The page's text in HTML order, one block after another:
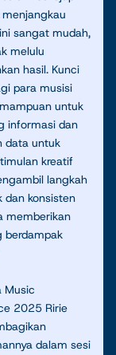
sangat mudah,
melulu
hasil. Kunci
para musisi
untuk
informasi dan
data untuk
kreatif
langkah
dan konsisten
memberikan
berdampak
Music
2025 Ririe
dalam sesi